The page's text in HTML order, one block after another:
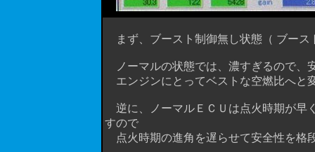
まず、ブースト制御無し状態（ ブース
ノーマルの状態では、濃すぎるので、
エンジンにとってベストな空燃比へと
逆に、ノーマルＥＣＵは点火時期が早
すので
点火時期の進角を遅らせて安全性を格